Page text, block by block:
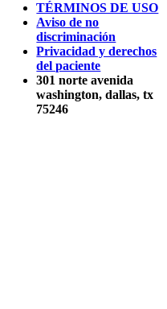
TÉRMINOS DE USO
Aviso de no
discriminación
Privacidad y derechos
del paciente
301 norte avenida
washington, dallas, tx
75246